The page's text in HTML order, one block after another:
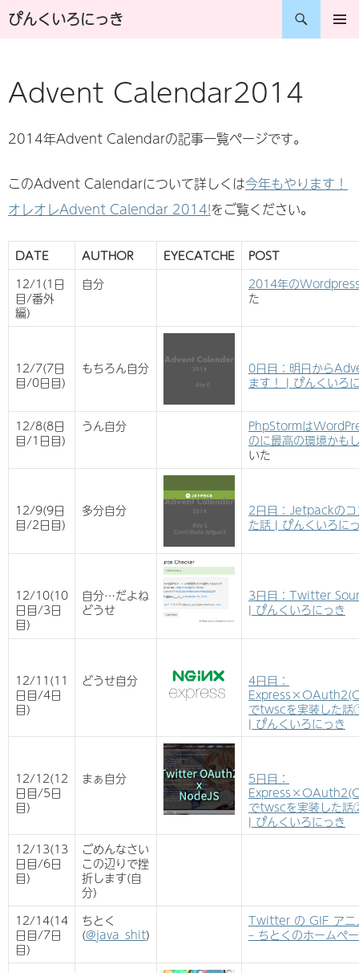
コ
ン
へ
キ
ッ
プ
ぴんくいろにっき
検
Advent Calendar2014
2014年Advent Calendarの記事一覧ページです。
このAdvent Calendarについて詳しくは今年もやります！
オレオレAdvent Calendar 2014!をご覧ください。
DATE AUTHOR EYECATCHE
POST
12/1(1日
目/番外
編)
自分
2014年の
た
12/7(7日
目/0日目)
もちろん自分
0日目：明日から
ます！ | ぴんくいろ
12/8(8日
目/1日目)
うん自分
PhpStormは
のに最高の環境かも
いた
12/9(9日
目/2日目)
多分自分
2日目：Jetpackのコ
た話 | ぴんくいろに
12/10(10
日目/3日
目)
自分…だよね
どうせ
3日目：Twitter
| ぴんくいろにっき
12/11(11
日目/4日
目)
どうせ自分
4日目：
でtwscを実装した
| ぴんくいろにっき
12/12(12
日目/5日
目)
まぁ自分
5日目：
でtwscを実装した
| ぴんくいろにっき
12/13(13
日目/6日
目)
ごめんなさい
この辺りで挫
折します(自
分)
12/14(14
日目/7日
目)
ちとく
(@java_shit)
Twitter の GIF アニ
– ちとくのホームペ